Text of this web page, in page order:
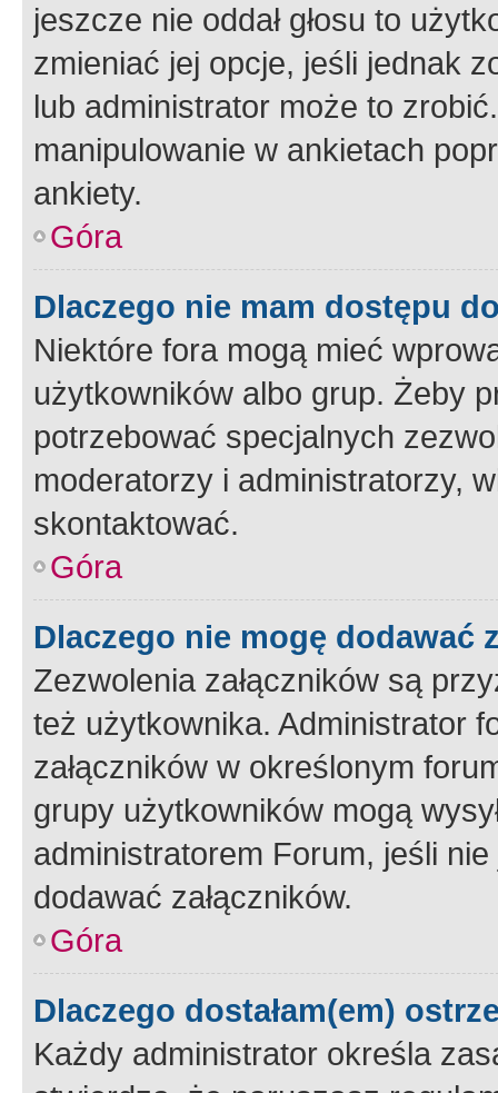
jeszcze nie oddał głosu to
zmieniać jej opcje, jeśli jednak
lub administrator może to
manipulowanie w ankietach
ankiety.
Góra
Dlaczego nie mam dostępu
Niektóre fora mogą mieć
użytkowników albo grup. Żeby
potrzebować specjalnych
moderatorzy i administratorzy,
skontaktować.
Góra
Dlaczego nie mogę dodawać
Zezwolenia załączników są
też użytkownika. Administrator
załączników w określonym
grupy użytkowników mogą
administratorem Forum, jeśli
dodawać załączników.
Góra
Dlaczego dostałam(em)
Każdy administrator określa